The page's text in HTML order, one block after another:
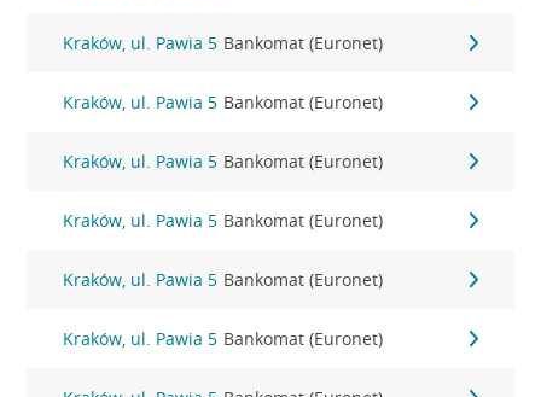
Kraków, ul. Pawia 5 Bankomat (Euronet)
Kraków, ul. Pawia 5 Bankomat (Euronet)
Kraków, ul. Pawia 5 Bankomat (Euronet)
Kraków, ul. Pawia 5 Bankomat (Euronet)
Kraków, ul. Pawia 5 Bankomat (Euronet)
Kraków, ul. Pawia 5 Bankomat (Euronet)